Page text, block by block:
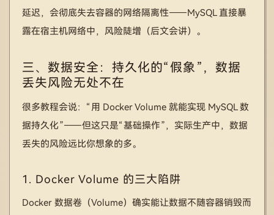
延迟，会彻底失去容器的网络隔离性——MySQL 直接暴
露在宿主机网络中，风险陡增（后文会讲）。
三、数据安全：持久化的“假象”，数据
丢失风险无处不在
很多教程会说：“用 Docker Volume 就能实现 MySQL 数
据持久化”——但这只是“基础操作”，实际生产中，数据
丢失的风险远比你想象的多。
1. Docker Volume 的三大陷阱
Docker 数据卷（Volume）确实能让数据不随容器销毁而